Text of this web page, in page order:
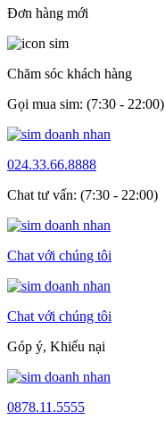
Đơn hàng mới
Chăm sóc khách hàng
Gọi mua sim: (7:30 - 22:00)
024.33.66.8888
Chat tư vấn: (7:30 - 22:00)
Chat với chúng tôi
Chat với chúng tôi
Góp ý, Khiếu nại
0878.11.5555